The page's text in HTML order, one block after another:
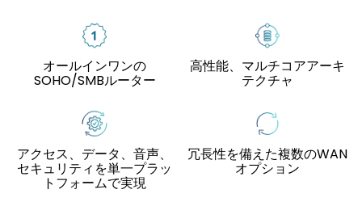
オールインワンの
SOHO/SMBルーター
高性能、マルチコアアーキ
テクチャ
アクセス、データ、音声、
セキュリティを単一プラッ
トフォームで実現
冗長性を備えた複数のWAN
オプション